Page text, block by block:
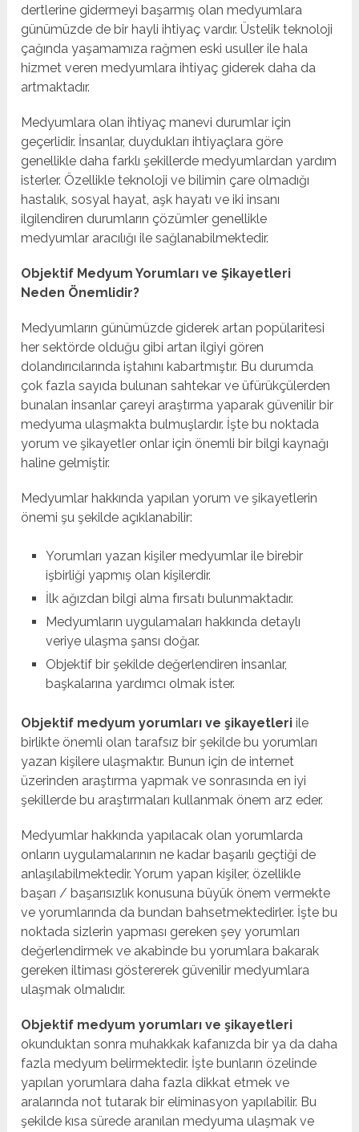
dertlerine gidermeyi başarmış olan medyumlara
günümüzde de bir hayli ihtiyaç vardır. Üstelik teknoloji
çağında yaşamamıza rağmen eski usuller ile hala
hizmet veren medyumlara ihtiyaç giderek daha da
artmaktadır.
Medyumlara olan ihtiyaç manevi durumlar için
geçerlidir. İnsanlar, duydukları ihtiyaçlara göre
genellikle daha farklı şekillerde medyumlardan yardım
isterler. Özellikle teknoloji ve bilimin çare olmadığı
hastalık, sosyal hayat, aşk hayatı ve iki insanı
ilgilendiren durumların çözümler genellikle
medyumlar aracılığı ile sağlanabilmektedir.
Objektif Medyum Yorumları ve Şikayetleri
Neden Önemlidir?
Medyumların günümüzde giderek artan popülaritesi
her sektörde olduğu gibi artan ilgiyi gören
dolandırıcılarında iştahını kabartmıştır. Bu durumda
çok fazla sayıda bulunan sahtekar ve üfürükçülerden
bunalan insanlar çareyi araştırma yaparak güvenilir bir
medyuma ulaşmakta bulmuşlardır. İşte bu noktada
yorum ve şikayetler onlar için önemli bir bilgi kaynağı
haline gelmiştir.
Medyumlar hakkında yapılan yorum ve şikayetlerin
önemi şu şekilde açıklanabilir:
Yorumları yazan kişiler medyumlar ile birebir
işbirliği yapmış olan kişilerdir.
İlk ağızdan bilgi alma fırsatı bulunmaktadır.
Medyumların uygulamaları hakkında detaylı
veriye ulaşma şansı doğar.
Objektif bir şekilde değerlendiren insanlar,
başkalarına yardımcı olmak ister.
Objektif medyum yorumları ve şikayetleri ile
birlikte önemli olan tarafsız bir şekilde bu yorumları
yazan kişilere ulaşmaktır. Bunun için de internet
üzerinden araştırma yapmak ve sonrasında en iyi
şekillerde bu araştırmaları kullanmak önem arz eder.
Medyumlar hakkında yapılacak olan yorumlarda
onların uygulamalarının ne kadar başarılı geçtiği de
anlaşılabilmektedir. Yorum yapan kişiler, özellikle
başarı / başarısızlık konusuna büyük önem vermekte
ve yorumlarında da bundan bahsetmektedirler. İşte bu
noktada sizlerin yapması gereken şey yorumları
değerlendirmek ve akabinde bu yorumlara bakarak
gereken iltiması göstererek güvenilir medyumlara
ulaşmak olmalıdır.
Objektif medyum yorumları ve şikayetleri
okunduktan sonra muhakkak kafanızda bir ya da daha
fazla medyum belirmektedir. İşte bunların özelinde
yapılan yorumlara daha fazla dikkat etmek ve
aralarında not tutarak bir eliminasyon yapılabilir. Bu
şekilde kısa sürede aranılan medyuma ulaşmak ve